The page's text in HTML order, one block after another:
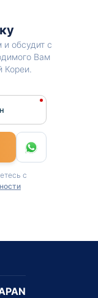
обсудит с
Вам
Кореи.
с